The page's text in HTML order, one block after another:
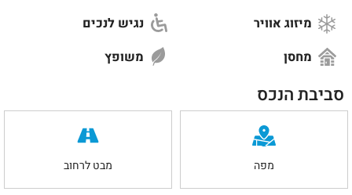
מיזוג אוויר
נגיש לנכים
מחסן
משופץ
סביבת הנכס
מפה מבט לרחוב